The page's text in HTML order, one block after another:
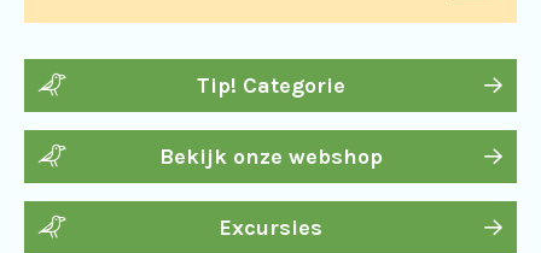
Tip! Categorie
Bekijk onze webshop
Excursies